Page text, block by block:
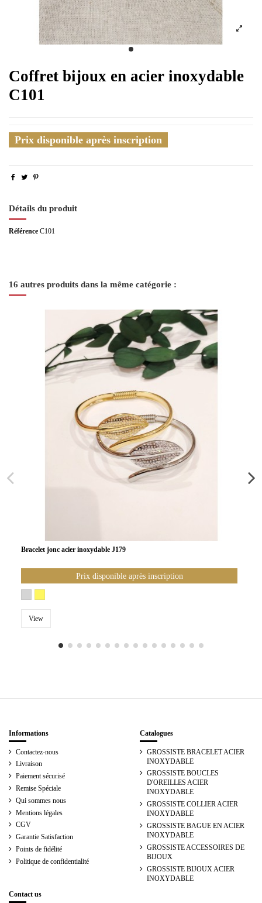
Coffret bijoux en acier inoxydable
C101
Prix disponible après inscription
Détails du produit
Référence C101
16 autres produits dans la même catégorie :
Bracelet jonc acier inoxydable J179
Prix disponible après inscription
View
Informations
Contactez-nous
Livraison
Paiement sécurisé
Remise Spéciale
Qui sommes nous
Mentions légales
CGV
Garantie Satisfaction
Points de fidélité
Politique de confidentialité
Catalogues
GROSSISTE BRACELET ACIER
INOXYDABLE
GROSSISTE BOUCLES
D'OREILLES ACIER
INOXYDABLE
GROSSISTE COLLIER ACIER
INOXYDABLE
GROSSISTE BAGUE EN ACIER
INOXYDABLE
GROSSISTE ACCESSOIRES DE
BIJOUX
GROSSISTE BIJOUX ACIER
INOXYDABLE
Contact us